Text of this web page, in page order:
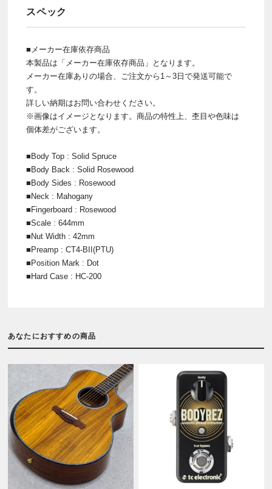
スペック
■メーカー在庫依存商品
本製品は「メーカー在庫依存商品」となります。
メーカー在庫ありの場合、ご注文から1～3日で発送可能で
す。
詳しい納期はお問い合わせください。
※画像はイメージとなります。商品の特性上、杢目や色味は
個体差がございます。
■Body Top : Solid Spruce
■Body Back : Solid Rosewood
■Body Sides : Rosewood
■Neck : Mahogany
■Fingerboard : Rosewood
■Scale : 644mm
■Nut Width : 42mm
■Preamp : CT4-BII(PTU)
■Position Mark : Dot
■Hard Case : HC-200
あなたにおすすめの商品